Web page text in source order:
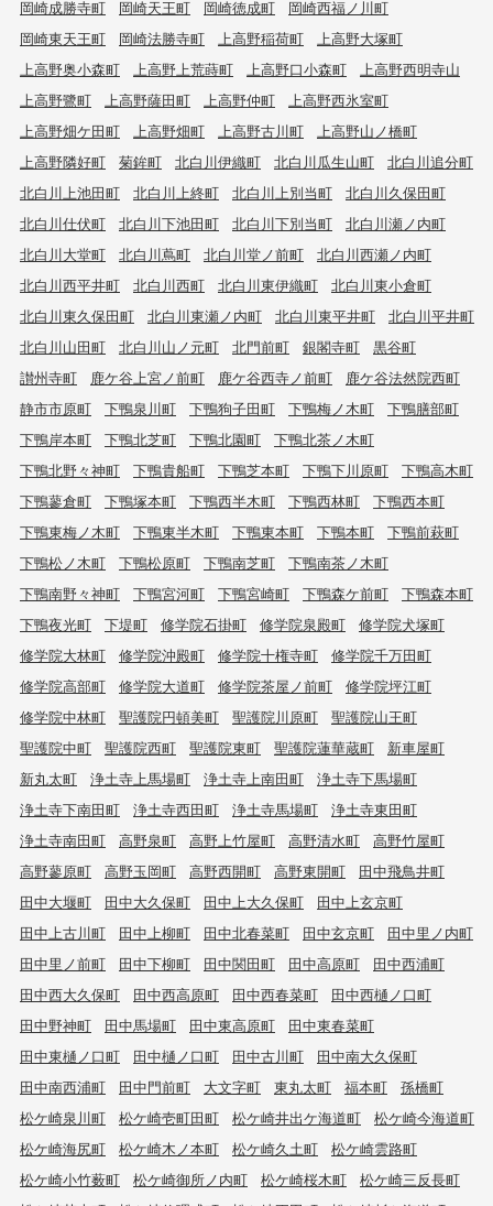
岡崎成勝寺町 岡崎天王町 岡崎徳成町
岡崎西福ノ川町
岡崎東天王町
岡崎法勝寺町 上高野稲荷町
上高野大塚町
上高野奥小森町
上高野上荒蒔町 上高野口小森町
上高野西明寺山
上高野鷺町
上高野薩田町 上高野仲町
上高野西氷室町
上高野畑ケ田町
上高野畑町 上高野古川町
上高野山ノ橋町
上高野隣好町
菊鉾町 北白川伊織町 北白川瓜生山町
北白川追分町
北白川上池田町
北白川上終町 北白川上別当町
北白川久保田町
北白川仕伏町
北白川下池田町 北白川下別当町
北白川瀬ノ内町
北白川大堂町
北白川蔦町 北白川堂ノ前町
北白川西瀬ノ内町
北白川西平井町
北白川西町 北白川東伊織町
北白川東小倉町
北白川東久保田町
北白川東瀬ノ内町 北白川東平井町
北白川平井町
北白川山田町
北白川山ノ元町 北門前町 銀閣寺町
黒谷町
讃州寺町
鹿ケ谷上宮ノ前町 鹿ケ谷西寺ノ前町
鹿ケ谷法然院西町
静市市原町
下鴨泉川町 下鴨狗子田町 下鴨梅ノ木町
下鴨膳部町
下鴨岸本町
下鴨北芝町 下鴨北園町
下鴨北茶ノ木町
下鴨北野々神町
下鴨貴船町 下鴨芝本町 下鴨下川原町
下鴨高木町
下鴨蓼倉町
下鴨塚本町 下鴨西半木町 下鴨西林町
下鴨西本町
下鴨東梅ノ木町
下鴨東半木町 下鴨東本町 下鴨本町
下鴨前萩町
下鴨松ノ木町
下鴨松原町 下鴨南芝町
下鴨南茶ノ木町
下鴨南野々神町
下鴨宮河町 下鴨宮崎町 下鴨森ケ前町
下鴨森本町
下鴨夜光町
下堤町 修学院石掛町 修学院泉殿町
修学院犬塚町
修学院大林町
修学院沖殿町 修学院十権寺町
修学院千万田町
修学院高部町
修学院大道町 修学院茶屋ノ前町
修学院坪江町
修学院中林町
聖護院円頓美町 聖護院川原町
聖護院山王町
聖護院中町
聖護院西町 聖護院東町 聖護院蓮華蔵町
新車屋町
新丸太町
浄土寺上馬場町 浄土寺上南田町
浄土寺下馬場町
浄土寺下南田町
浄土寺西田町 浄土寺馬場町
浄土寺東田町
浄土寺南田町
高野泉町 高野上竹屋町 高野清水町
高野竹屋町
高野蓼原町
高野玉岡町 高野西開町 高野東開町
田中飛鳥井町
田中大堰町
田中大久保町 田中上大久保町
田中上玄京町
田中上古川町
田中上柳町 田中北春菜町 田中玄京町
田中里ノ内町
田中里ノ前町
田中下柳町 田中関田町 田中高原町
田中西浦町
田中西大久保町
田中西高原町 田中西春菜町
田中西樋ノ口町
田中野神町
田中馬場町 田中東高原町
田中東春菜町
田中東樋ノ口町
田中樋ノ口町 田中古川町
田中南大久保町
田中南西浦町
田中門前町 大文字町 東丸太町 福本町
孫橋町
松ケ崎泉川町
松ケ崎壱町田町 松ケ崎井出ケ海道町
松ケ崎今海道町
松ケ崎海尻町
松ケ崎木ノ本町 松ケ崎久土町
松ケ崎雲路町
松ケ崎小竹薮町
松ケ崎御所ノ内町 松ケ崎桜木町
松ケ崎三反長町